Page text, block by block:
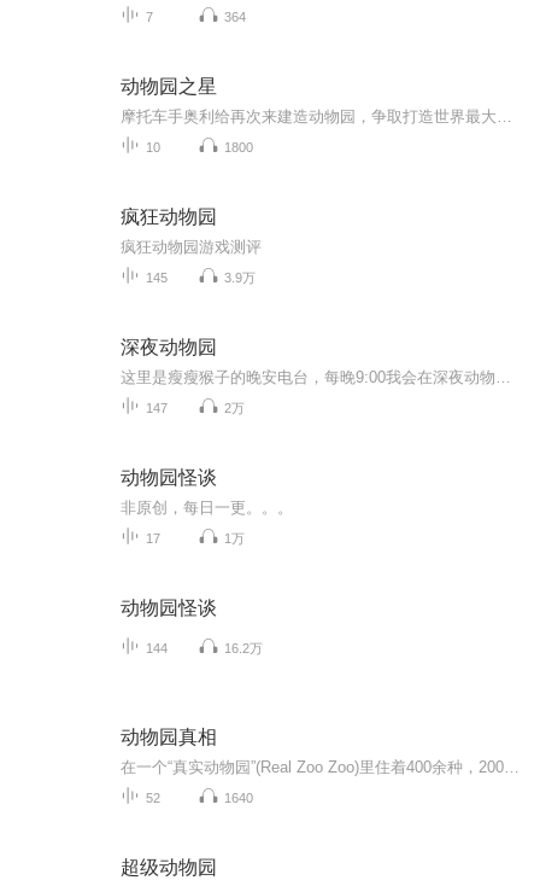
7 364
动物园之星
10 1800
疯狂动物园
疯狂动物园游戏测评
145 3.9万
深夜动物园
147 2万
动物园怪谈
非原创，每日一更。。。
17 1万
动物园怪谈
144 16.2万
动物园真相
52 1640
超级动物园